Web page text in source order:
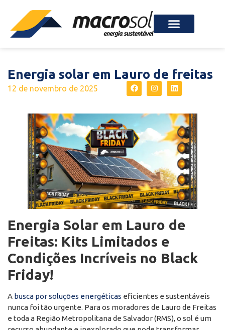
Energia solar em Lauro de freitas
12 de novembro de 2025
Energia Solar em Lauro de
Freitas: Kits Limitados e
Condições Incríveis no Black
Friday!
A busca por soluções energéticas eficientes e sustentáveis
nunca foi tão urgente. Para os moradores de Lauro de Freitas
e toda a Região Metropolitana de Salvador (RMS), o sol é um